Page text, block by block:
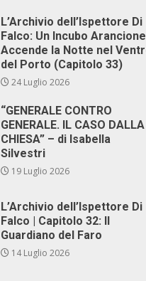
L’Archivio dell’Ispettore Di
Falco: Un Incubo Arancione
Accende la Notte nel
del Porto (Capitolo 33)
24 Luglio 2026
“GENERALE CONTRO
GENERALE. IL CASO DALLA
CHIESA” – di Isabella
Silvestri
19 Luglio 2026
L’Archivio dell’Ispettore Di
Falco | Capitolo 32: Il
Guardiano del Faro
14 Luglio 2026